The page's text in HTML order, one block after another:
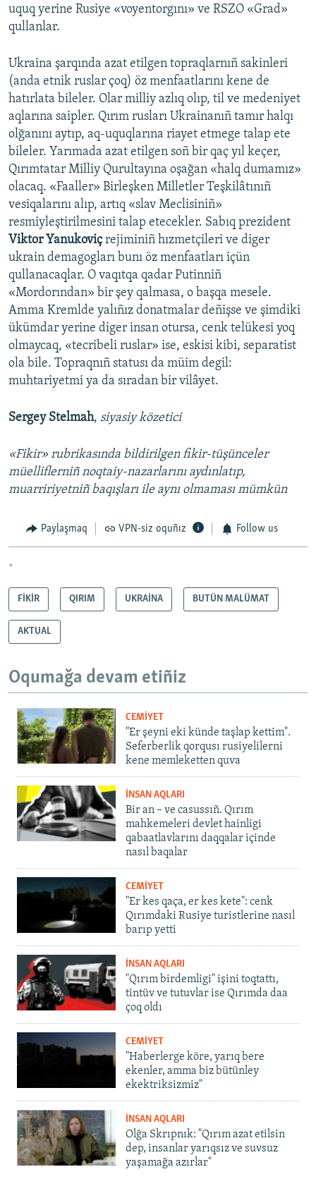
uquq yerine Rusiye «voyentorgını» ve RSZO «Grad»
qullanlar.
Ukraina şarqında azat etilgen topraqlarnıñ sakinleri
(anda etnik ruslar çoq) öz menfaatlarını kene de
hatırlata bileler. Olar milliy azlıq olıp, til ve medeniyet
aqlarına saipler. Qırım rusları Ukrainanıñ tamır halqı
olğanını aytıp, aq-uquqlarına riayet etmege talap ete
bileler. Yarımada azat etilgen soñ bir qaç yıl keçer,
Qırımtatar Milliy Qurultayına oşağan «halq dumamız»
olacaq. «Faaller» Birleşken Milletler Teşkilâtınıñ
vesiqalarını alıp, artıq «slav Meclisiniñ»
resmiyleştirilmesini talap etecekler. Sabıq prezident
Viktor Yanukoviçrejiminiñ hızmetçileri ve diger
ukrain demagogları bunı öz menfaatları içün
qullanacaqlar. O vaqıtqa qadar Putinniñ
«Mordorından» bir şey qalmasa, o başqa mesele.
Amma Kremlde yalıñız donatmalar deñişse ve şimdiki
ükümdar yerine diger insan otursa, cenk telükesi yoq
olmaycaq, «tecribeli ruslar» ise, eskisi kibi, separatist
ola bile. Topraqnıñ statusı da müim degil:
muhtariyetmi ya da sıradan bir vilâyet.
Sergey Stelmah, siyasiy közetici
«Fikir» rubrikasında bildirilgen fikir-tüşünceler
müelliflerniñ noqtaiy-nazarlarını aydınlatıp,
muarririyetniñ baqışları ile aynı olmaması mümkün
Paylaşmaq VPN-siz oquñız Follow us
*
FİKİR QIRIM UKRAİNA BUTÜN MALÜMAT
AKTUAL
Oqumağa devam etiñiz
CEMİYET
"Er şeyni eki künde taşlap kettim".
Seferberlik qorqusı rusiyelilerni
kene memleketten quva
İNSAN AQLARI
Bir an – ve casussıñ. Qırım
mahkemeleri devlet hainligi
qabaatlavlarını daqqalar içinde
nasıl baqalar
CEMİYET
"Er kes qaça, er kes kete": cenk
Qırımdaki Rusiye turistlerine nasıl
barıp yetti
İNSAN AQLARI
"Qırım birdemligi" işini toqtattı,
tintüv ve tutuvlar ise Qırımda daa
çoq oldı
CEMİYET
"Haberlerge köre, yarıq bere
ekenler, amma biz bütünley
ekektriksizmiz"
İNSAN AQLARI
Olğa Skrıpnık: "Qırım azat etilsin
dep, insanlar yarıqsız ve suvsuz
yaşamağa azırlar"